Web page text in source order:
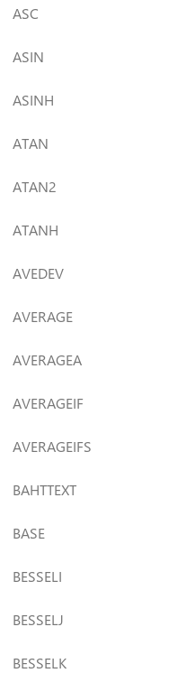
ASC
ASIN
ASINH
ATAN
ATAN2
ATANH
AVEDEV
AVERAGE
AVERAGEA
AVERAGEIF
AVERAGEIFS
BAHTTEXT
BASE
BESSELI
BESSELJ
BESSELK